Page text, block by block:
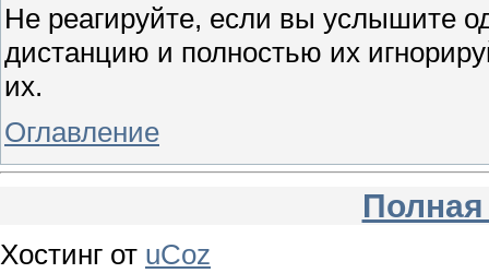
Не реагируйте, если вы услышите
дистанцию и полностью их
их.
Оглавление
Полная
Хостинг от uCoz